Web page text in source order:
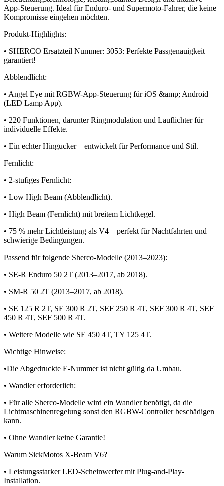
App-Steuerung. Ideal für Enduro- und Supermoto-Fahrer, die keine
Kompromisse eingehen möchten.
Produkt-Highlights:
• SHERCO Ersatzteil Nummer: 3053: Perfekte Passgenauigkeit
garantiert!
Abblendlicht:
• Angel Eye mit RGBW-App-Steuerung für iOS &amp; Android
(LED Lamp App).
• 220 Funktionen, darunter Ringmodulation und Lauflichter für
individuelle Effekte.
• Ein echter Hingucker – entwickelt für Performance und Stil.
Fernlicht:
• 2-stufiges Fernlicht:
• Low High Beam (Abblendlicht).
• High Beam (Fernlicht) mit breitem Lichtkegel.
• 75 % mehr Lichtleistung als V4 – perfekt für Nachtfahrten und
schwierige Bedingungen.
Passend für folgende Sherco-Modelle (2013–2023):
• SE-R Enduro 50 2T (2013–2017, ab 2018).
• SM-R 50 2T (2013–2017, ab 2018).
• SE 125 R 2T, SE 300 R 2T, SEF 250 R 4T, SEF 300 R 4T, SEF
450 R 4T, SEF 500 R 4T.
• Weitere Modelle wie SE 450 4T, TY 125 4T.
Wichtige Hinweise:
•Die Abgedruckte E-Nummer ist nicht gültig da Umbau.
• Wandler erforderlich:
• Für alle Sherco-Modelle wird ein Wandler benötigt, da die
Lichtmaschinenregelung sonst den RGBW-Controller beschädigen
kann.
• Ohne Wandler keine Garantie!
Warum SickMotos X-Beam V6?
• Leistungsstarker LED-Scheinwerfer mit Plug-and-Play-
Installation.